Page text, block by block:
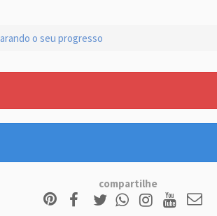
o seu progresso
compartilhe